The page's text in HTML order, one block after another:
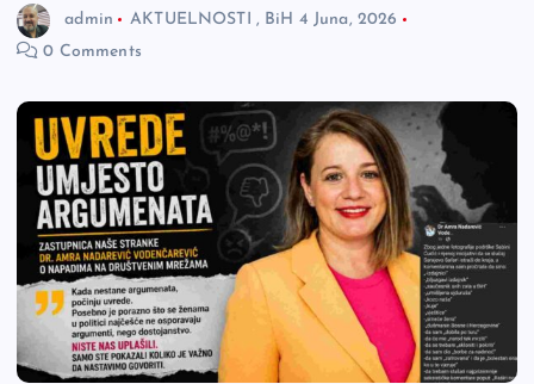
admin AKTUELNOSTI , BiH 4 Juna, 2026
0 Comments